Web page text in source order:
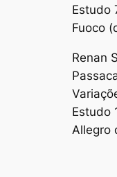
Estudo
Fuoco
Renan
Estudo
Allegro